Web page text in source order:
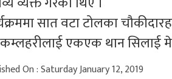
सात वटा टोलका
एकएक थान सिलाई
On : Saturday January 12, 2019